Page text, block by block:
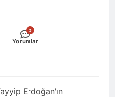
Erdoğan'ın
0
Yorumlar